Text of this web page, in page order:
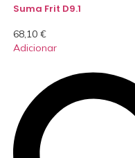
Suma Frit D9.1
68,10 €
Adicionar